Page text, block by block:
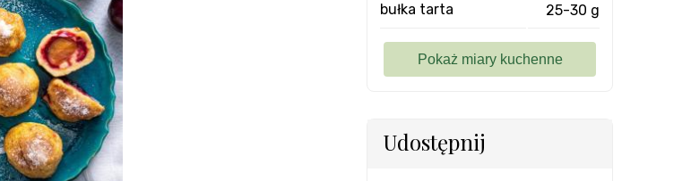
bułka tarta 25-30 g
Udostępnij